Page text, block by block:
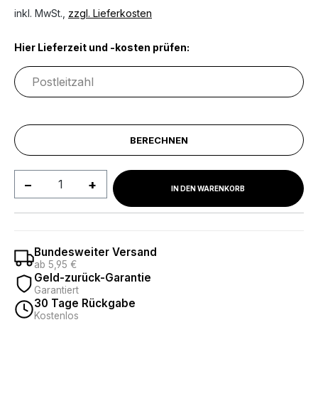
inkl. MwSt., zzgl. Lieferkosten
Hier Lieferzeit und -kosten prüfen:
BERECHNEN
Produkt Anzahl: Gib denIN DEN WARENKORB
Bundesweiter Versand
ab 5,95 €
Geld-zurück-Garantie
Garantiert
30 Tage Rückgabe
Kostenlos